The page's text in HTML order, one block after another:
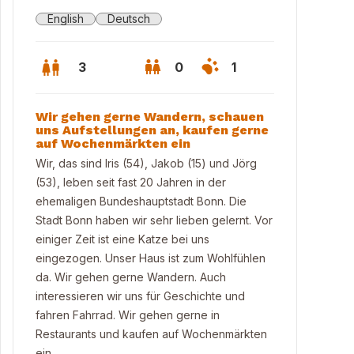
Rüngsdorf
English Deutsch
3 0 1
Wir gehen gerne Wandern, schauen
uns Aufstellungen an, kaufen gerne
auf Wochenmärkten ein
Wir, das sind Iris (54), Jakob (15) und Jörg
(53), leben seit fast 20 Jahren in der
ehemaligen Bundeshauptstadt Bonn. Die
Stadt Bonn haben wir sehr lieben gelernt. Vor
einiger Zeit ist eine Katze bei uns
eingezogen. Unser Haus ist zum Wohlfühlen
da. Wir gehen gerne Wandern. Auch
interessieren wir uns für Geschichte und
fahren Fahrrad. Wir gehen gerne in
Restaurants und kaufen auf Wochenmärkten